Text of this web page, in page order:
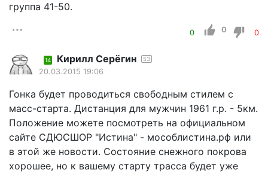
группа 41-50.
0 0 0
14 Кирилл Серёгин 53
20.03.2015 19:06
Гонка будет проводиться свободным стилем с
масс-старта. Дистанция для мужчин 1961 г.р. - 5км.
Положение можете посмотреть на официальном
сайте СДЮСШОР "Истина" - мособлистина.рф или
в этой же новости. Состояние снежного покрова
хорошее, но к вашему старту трасса будет уже